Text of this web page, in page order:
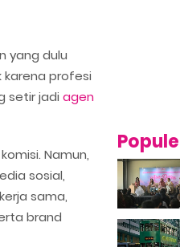
yang dulu
karena profesi
setir jadi agen
Namun,
sosial,
sama,
brand